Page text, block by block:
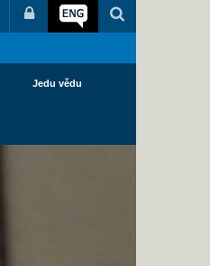
Jedu vědu